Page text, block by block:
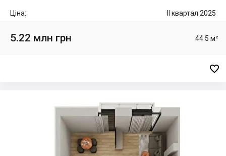
Ціна: II квартал 2025
5.22 млн грн 44.5 м²
